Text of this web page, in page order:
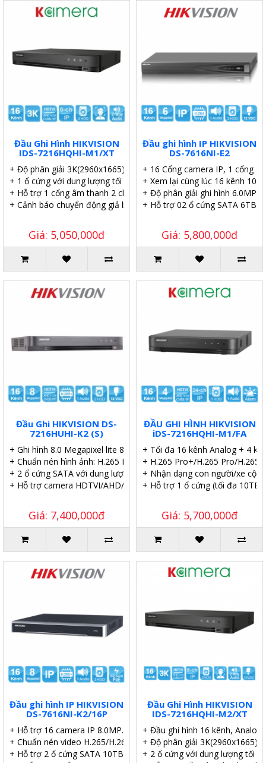
Đầu Ghi Hình HIKVISION
IDS-7216HQHI-M1/XT
+ Độ phân giải 3K(2960x1665)@25/20 fps
+ 1 ổ cứng với dung lượng tối đa 12TB mỗi ổ.
+ Hỗ trợ 1 cổng âm thanh 2 chiều.
+ Cảnh báo chuyển động giả bằng cách nhận dạng người & xe.
Giá: 5,050,000đ
Đầu ghi hình IP HIKVISION
DS-7616NI-E2
+ 16 Cổng camera IP, 1 cổng
+ Xem lại cùng lúc 16 kênh
+ Độ phân giải ghi hình 6.0MP.
+ Hỗ trợ 02 ổ cứng SATA 6TB.
Giá: 5,800,000đ
Đầu Ghi HIKVISION DS-
7216HUHI-K2 (S)
+ Ghi hình 8.0 Megapixel lite 8 kênh.
+ Chuẩn nén hình ảnh: H.265 Pro+/H.265 Pro.
+ 2 ổ cứng SATA với dung lượng 10TB.
+ Hỗ trợ camera HDTVI/AHD/CVI/CVBS/IP.
Giá: 7,400,000đ
ĐẦU GHI HÌNH HIKVISION
iDS-7216HQHI-M1/FA
+ Tối đa 16 kênh Analog + 4
+ H.265 Pro+/H.265 Pro/H.265/
+ Nhận dạng con người/xe cộ.
+ Hỗ trợ 1 ổ cứng (tối đa 10TB/
Giá: 5,700,000đ
Đầu ghi hình IP HIKVISION
DS-7616NI-K2/16P
+ Hỗ trợ 16 camera IP 8.0MP.
+ Chuẩn nén video H.265/H.265+.
+ Hỗ trợ 2 ổ cứng SATA 10TB.
Đầu Ghi Hình HIKVISION
IDS-7216HQHI-M2/XT
+ Đầu ghi hình 16 kênh, Analog
+ Độ phân giải
+ 2 ổ cứng với dung lượng tối